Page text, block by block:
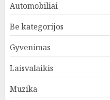
Automobiliai
Be kategorijos
Gyvenimas
Laisvalaikis
Muzika